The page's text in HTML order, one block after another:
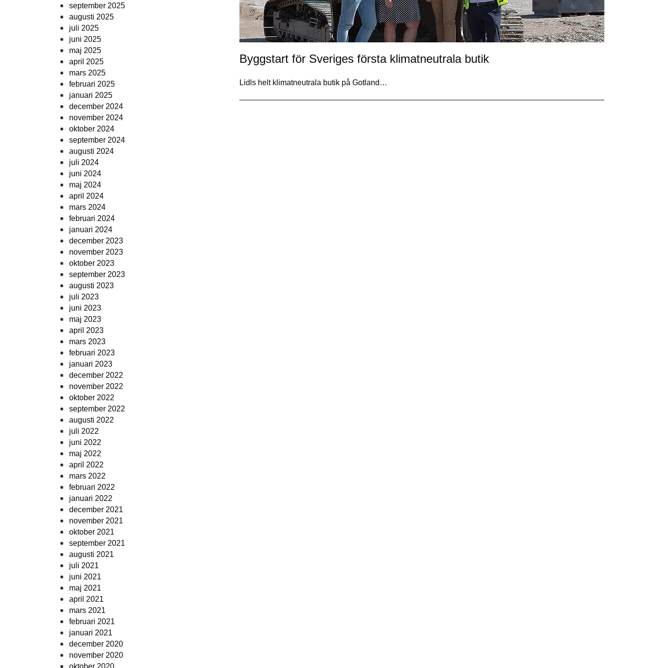
september 2025
augusti 2025
juli 2025
juni 2025
maj 2025
april 2025
mars 2025
februari 2025
januari 2025
december 2024
november 2024
oktober 2024
september 2024
augusti 2024
juli 2024
juni 2024
maj 2024
april 2024
mars 2024
februari 2024
januari 2024
december 2023
november 2023
oktober 2023
september 2023
augusti 2023
juli 2023
juni 2023
maj 2023
april 2023
mars 2023
februari 2023
januari 2023
december 2022
november 2022
oktober 2022
september 2022
augusti 2022
juli 2022
juni 2022
maj 2022
april 2022
mars 2022
februari 2022
januari 2022
december 2021
november 2021
oktober 2021
september 2021
augusti 2021
juli 2021
juni 2021
maj 2021
april 2021
mars 2021
februari 2021
januari 2021
december 2020
november 2020
oktober 2020
Byggstart för Sveriges första klimatneutrala butik
Lidls helt klimatneutrala butik på Gotland…